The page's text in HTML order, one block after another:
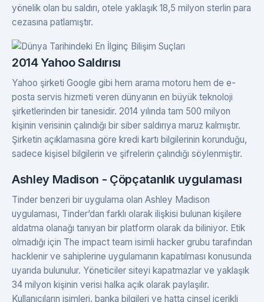
yönelik olan bu saldırı, otele yaklaşık 18,5 milyon sterlin para
cezasına patlamıştır.
2014 Yahoo Saldırısı
Yahoo şirketi Google gibi hem arama motoru hem de e-
posta servis hizmeti veren dünyanın en büyük teknoloji
şirketlerinden bir tanesidir. 2014 yılında tam 500 milyon
kişinin verisinin çalındığı bir siber saldırıya maruz kalmıştır.
Şirketin açıklamasına göre kredi kartı bilgilerinin korunduğu,
sadece kişisel bilgilerin ve şifrelerin çalındığı söylenmiştir.
Ashley Madison - Çöpçatanlık uygulaması
Tinder benzeri bir uygulama olan Ashley Madison
uygulaması, Tinder’dan farklı olarak ilişkisi bulunan kişilere
aldatma olanağı tanıyan bir platform olarak da biliniyor. Etik
olmadığı için The impact team isimli hacker grubu tarafından
hacklenir ve sahiplerine uygulamanın kapatılması konusunda
uyarıda bulunulur. Yöneticiler siteyi kapatmazlar ve yaklaşık
34 milyon kişinin verisi halka açık olarak paylaşılır.
Kullanıcıların isimleri, banka bilgileri ve hatta cinsel içerikli